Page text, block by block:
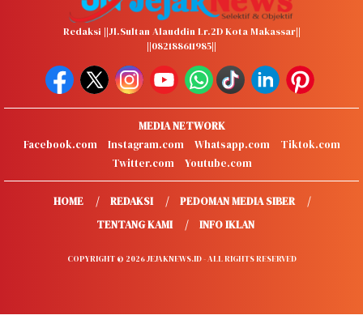
Redaksi ||Jl.Sultan Alauddin Lr.2D Kota Makassar||
||082188611985||
MEDIA NETWORK
Facebook.com
Instagram.com Whatsapp.com
Tiktok.com
Twitter.com
Youtube.com
HOME REDAKSI
PEDOMAN MEDIA SIBER
TENTANG KAMI
INFO IKLAN
COPYRIGHT © 2026 JEJAKNEWS.ID - ALL RIGHTS RESERVED